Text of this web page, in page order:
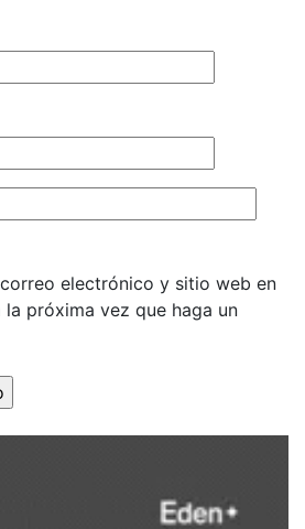
electrónico y sitio web en
próxima vez que haga un